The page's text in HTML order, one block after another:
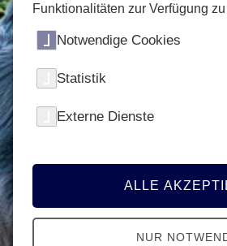
Funktionalitäten zur Verfügung
Notwendige Cookies
Statistik
Externe Dienste
ALLE
NUR